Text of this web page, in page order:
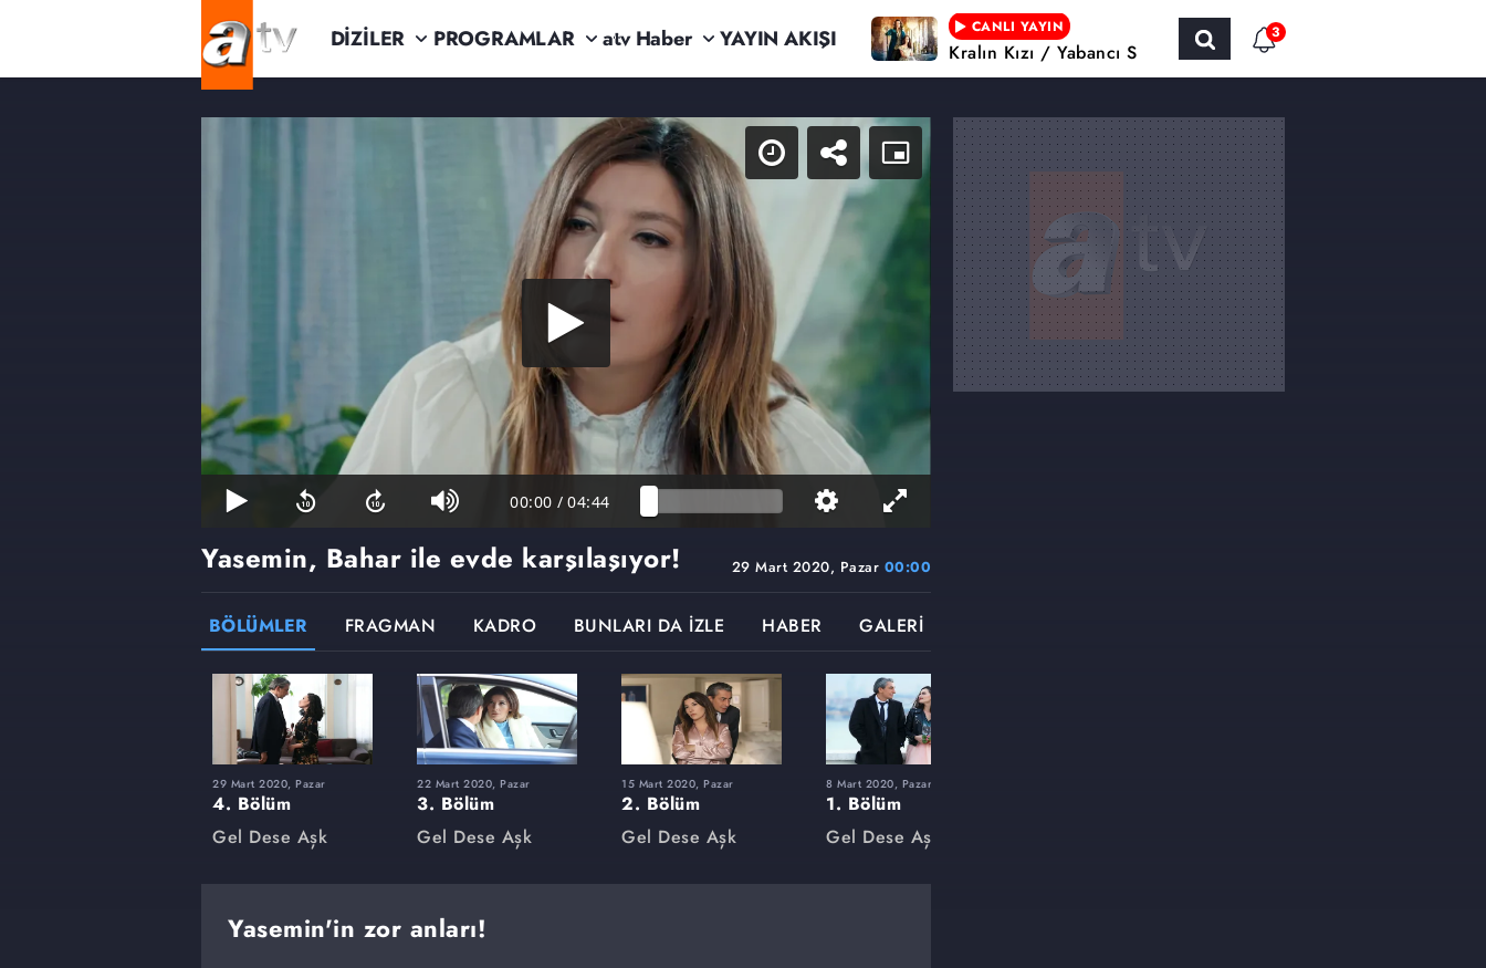
DİZİLER PROGRAMLAR atv Haber YAYIN AKIŞI CANLI YAYIN
Kralın Kızı / Yabancı Sinema
3
00:00 / 04:44
29 Mart 2020, Pazar 00:00
Yasemin, Bahar ile evde karşılaşıyor!
BÖLÜMLER FRAGMAN KADRO BUNLARI DA İZLE HABER GALERİ
29 Mart 2020, Pazar
4. Bölüm
Gel Dese Aşk
22 Mart 2020, Pazar
3. Bölüm
Gel Dese Aşk
15 Mart 2020, Pazar
2. Bölüm
Gel Dese Aşk
8 Mart 2020, Pazar
1. Bölüm
Gel Dese Aşk
Yasemin'in zor anları!